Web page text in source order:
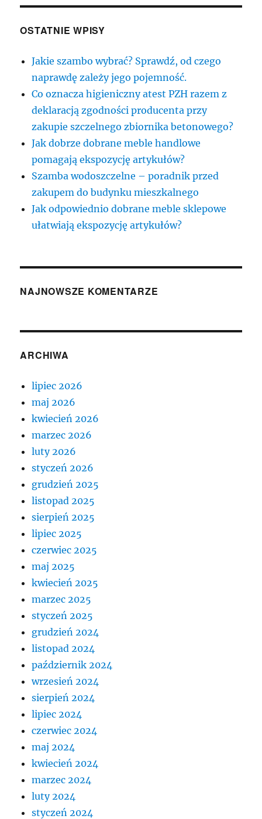
OSTATNIE WPISY
Jakie szambo wybrać? Sprawdź, od czego
naprawdę zależy jego pojemność.
Co oznacza higieniczny atest PZH razem z
deklaracją zgodności producenta przy
zakupie szczelnego zbiornika betonowego?
Jak dobrze dobrane meble handlowe
pomagają ekspozycję artykułów?
Szamba wodoszczelne – poradnik przed
zakupem do budynku mieszkalnego
Jak odpowiednio dobrane meble sklepowe
ułatwiają ekspozycję artykułów?
NAJNOWSZE KOMENTARZE
ARCHIWA
lipiec 2026
maj 2026
kwiecień 2026
marzec 2026
luty 2026
styczeń 2026
grudzień 2025
listopad 2025
sierpień 2025
lipiec 2025
czerwiec 2025
maj 2025
kwiecień 2025
marzec 2025
styczeń 2025
grudzień 2024
listopad 2024
październik 2024
wrzesień 2024
sierpień 2024
lipiec 2024
czerwiec 2024
maj 2024
kwiecień 2024
marzec 2024
luty 2024
styczeń 2024